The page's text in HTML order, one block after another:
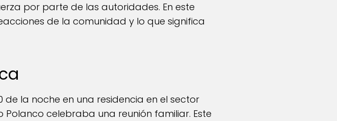
por parte de las autoridades. En este
de la comunidad y lo que significa
la noche en una residencia en el sector
celebraba una reunión familiar. Este